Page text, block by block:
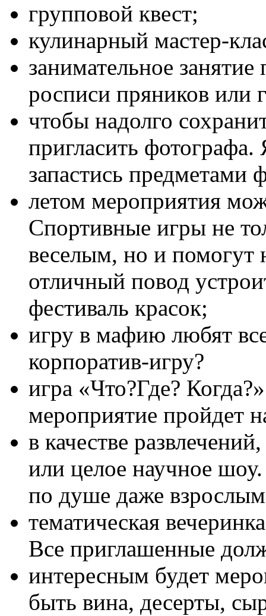
групповой квест;
кулинарный мастер-
занимательное
росписи пряников или
чтобы надолго
пригласить
запастись предметами
летом мероприятия
Спортивные игры не
веселым, но и помогут
отличный повод
фестиваль красок;
игру в мафию любят
корпоратив-игру?
игра «Что?Где?
мероприятие пройдет
в качестве
или целое научное шоу.
по душе даже
тематическая
Все приглашенные
интересным будет
быть вина, десерты,